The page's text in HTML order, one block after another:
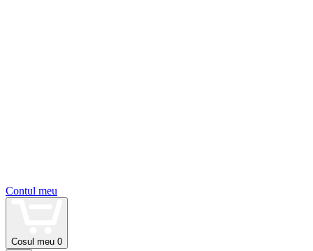
Contul meu
Cosul meu 0